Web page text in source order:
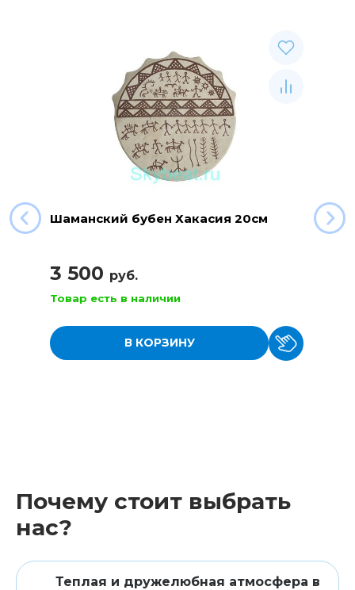
Шаманский бубен Хакасия 20см
3 500 руб.
Товар есть в наличии
В КОРЗИНУ
Почему стоит выбрать
нас?
Теплая и дружелюбная атмосфера в